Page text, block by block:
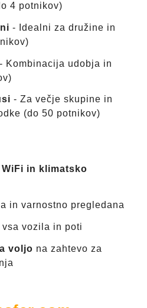
4 potnikov)
- Idealni za družine in
- Kombinacija udobja in
- Za večje skupine in
(do 50 potnikov)
WiFi in klimatsko
in varnostno pregledana
vsa vozila in poti
voljo na zahtevo za